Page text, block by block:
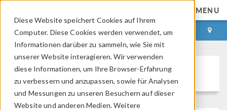
Diese Website speichert Cookies auf Ihrem
Computer. Diese Cookies werden verwendet, um
Informationen darüber zu sammeln, wie Sie mit
unserer Website interagieren. Wir verwenden
diese Informationen, um Ihre Browser-Erfahrung
zu verbessern und anzupassen, sowie für Analysen
und Messungen zu unseren Besuchern auf dieser
Website und anderen Medien. Weitere
MENU
ANMELDEN KONTAKT
Discussion Forum